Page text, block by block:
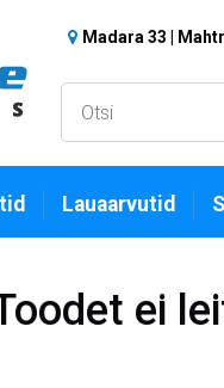
Madara 33 |
Lauaarvutid
ei